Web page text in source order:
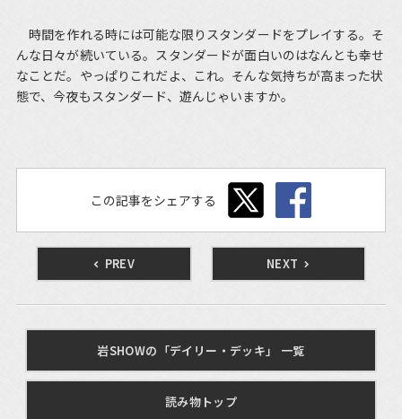
時間を作れる時には可能な限りスタンダードをプレイする。そ
んな日々が続いている。スタンダードが面白いのはなんとも幸せ
なことだ。やっぱりこれだよ、これ。そんな気持ちが高まった状
態で、今夜もスタンダード、遊んじゃいますか。
この記事をシェアする
PREV NEXT
岩SHOWの「デイリー・デッキ」 一覧
読み物トップ